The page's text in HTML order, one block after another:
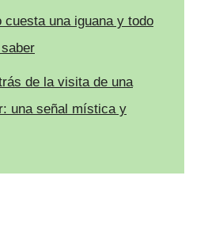
cuesta una iguana y todo
de la visita de una
una señal mística y